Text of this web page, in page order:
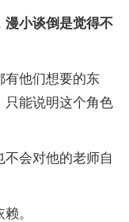
漫小谈倒是觉得不
有他们想要的东
只能说明这个角色
会对他的老师自
。